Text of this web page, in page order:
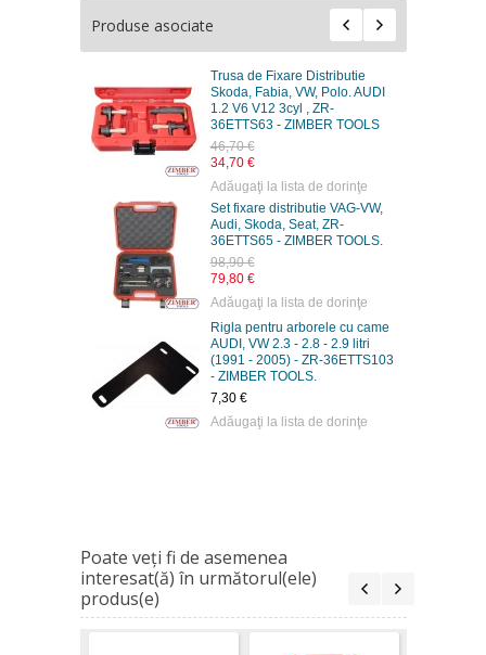
Produse asociate
Trusa de Fixare Distributie
Skoda, Fabia, VW, Polo. AUDI
1.2 V6 V12 3cyl , ZR-
36ETTS63 - ZIMBER TOOLS
46,70 €
34,70 €
Adăugaţi la lista de dorinţe
Set fixare distributie VAG-VW,
Audi, Skoda, Seat, ZR-
36ETTS65 - ZIMBER TOOLS.
98,90 €
79,80 €
Adăugaţi la lista de dorinţe
Rigla pentru arborele cu came
AUDI, VW 2.3 - 2.8 - 2.9 litri
(1991 - 2005) - ZR-36ETTS103
- ZIMBER TOOLS.
7,30 €
Adăugaţi la lista de dorinţe
Poate veţi fi de asemenea
interesat(ă) în următorul(ele)
produs(e)